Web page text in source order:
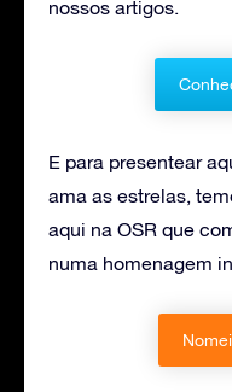
nossos artigos.
E para presentear
ama as estrelas,
aqui na OSR que
numa homenagem